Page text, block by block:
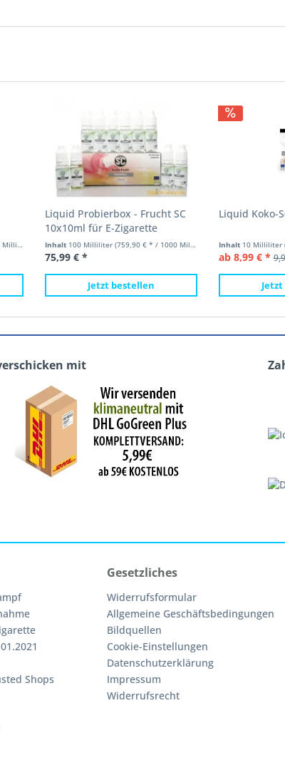
Liquid Probierbox - Frucht SC
10x10ml für E-Zigarette
Inhalt 100 Milliliter(759,90 € * / 1000 Milliliter)
75,99 € *
Jetzt bestellen
Liquid Koko-
Inhalt 10 Milliliter
ab 8,99 € *
mit
Shops
Gesetzliches
Widerrufsformular
Allgemeine Geschäftsbedingungen
Bildquellen
Cookie-Einstellungen
Datenschutzerklärung
Impressum
Widerrufsrecht